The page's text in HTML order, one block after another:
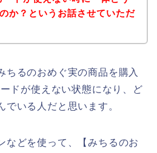
か？というお話させていただ
ちるのおめぐ実の商品を購入
ドが使えない状態になり、ど
でいる人だと思います。
などを使って、【みちるのお